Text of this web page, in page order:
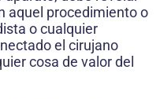
aquel procedimiento o
o cualquier
el cirujano
cosa de valor del